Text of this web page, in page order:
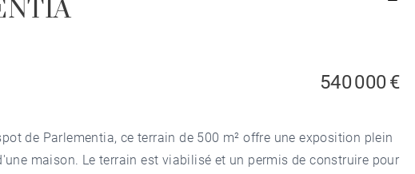
540 000 €
de Parlementia, ce terrain de 500 m² offre une exposition plein
maison. Le terrain est viabilisé et un permis de construire pour